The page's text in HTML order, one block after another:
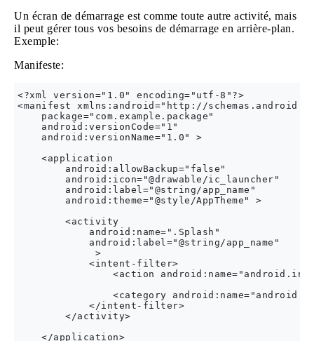
Un écran de démarrage est comme toute autre activité, mais
il peut gérer tous vos besoins de démarrage en arrière-plan.
Exemple:
Manifeste:
<?xml version="1.0" encoding="utf-8"?>
<manifest xmlns:android="http://
    package="com.example.package"
    android:versionCode="1"
    android:versionName="1.0" >
    <application
        android:allowBackup="false"
        android:icon="@drawable/ic_launcher"
        android:label="@string/app_name"
        android:theme="@style/AppTheme" >
        <activity
            android:name=".Splash"
            android:label="@string/app_name"
             >
            <intent-filter>
<action
<category
            </intent-filter>
        </activity>
    </application>